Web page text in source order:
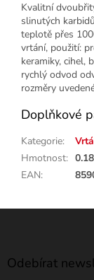
Kvalitní
slinutých
teplotě přes
vrtání, použití:
keramiky, cihel,
rychlý odvod
rozměry
Doplňkové
Kategorie:
Hmotnost:
EAN:
Odebírat